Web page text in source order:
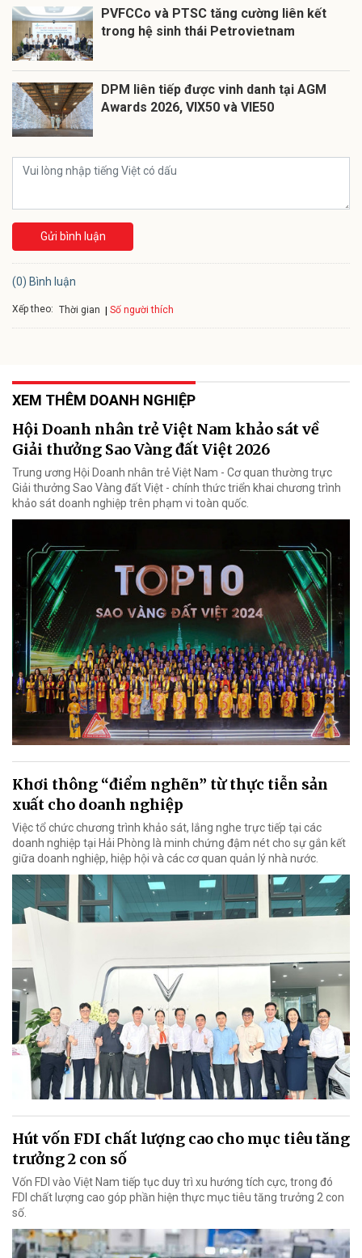
PVFCCo và PTSC tăng cường liên kết
trong hệ sinh thái Petrovietnam
DPM liên tiếp được vinh danh tại AGM
Awards 2026, VIX50 và VIE50
Gửi bình luận
(0) Bình luận
Xếp theo: Thời gian Số người thích
XEM THÊM DOANH NGHIỆP
Hội Doanh nhân trẻ Việt Nam khảo sát về
Giải thưởng Sao Vàng đất Việt 2026
Trung ương Hội Doanh nhân trẻ Việt Nam - Cơ quan thường trực
Giải thưởng Sao Vàng đất Việt - chính thức triển khai chương trình
khảo sát doanh nghiệp trên phạm vi toàn quốc.
Khơi thông “điểm nghẽn” từ thực tiễn sản
xuất cho doanh nghiệp
Việc tổ chức chương trình khảo sát, lắng nghe trực tiếp tại các
doanh nghiệp tại Hải Phòng là minh chứng đậm nét cho sự gắn kết
giữa doanh nghiệp, hiệp hội và các cơ quan quản lý nhà nước.
Hút vốn FDI chất lượng cao cho mục tiêu tăng
trưởng 2 con số
Vốn FDI vào Việt Nam tiếp tục duy trì xu hướng tích cực, trong đó
FDI chất lượng cao góp phần hiện thực mục tiêu tăng trưởng 2 con
số.